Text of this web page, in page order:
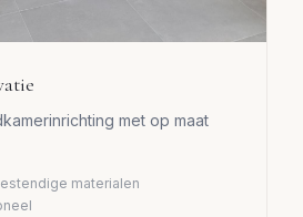
met op maat
materialen